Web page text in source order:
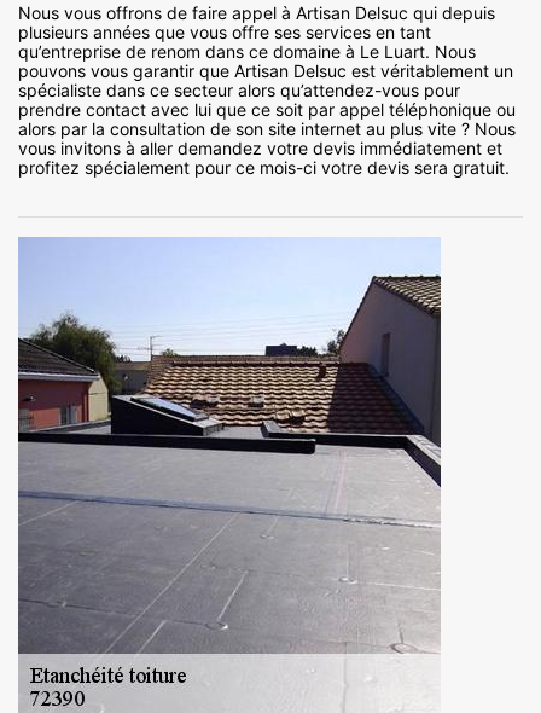
Nous vous offrons de faire appel à Artisan Delsuc qui depuis
plusieurs années que vous offre ses services en tant
qu’entreprise de renom dans ce domaine à Le Luart. Nous
pouvons vous garantir que Artisan Delsuc est véritablement un
spécialiste dans ce secteur alors qu’attendez-vous pour
prendre contact avec lui que ce soit par appel téléphonique ou
alors par la consultation de son site internet au plus vite ? Nous
vous invitons à aller demandez votre devis immédiatement et
profitez spécialement pour ce mois-ci votre devis sera gratuit.